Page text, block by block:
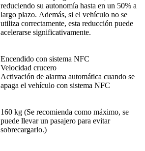
reduciendo su autonomía hasta en un 50% a
largo plazo. Además, si el vehículo no se
utiliza correctamente, esta reducción puede
acelerarse significativamente.
Encendido con sistema NFC
Velocidad crucero
Activación de alarma automática cuando se
apaga el vehículo con sistema NFC
160 kg (Se recomienda como máximo, se
puede llevar un pasajero para evitar
sobrecargarlo.)